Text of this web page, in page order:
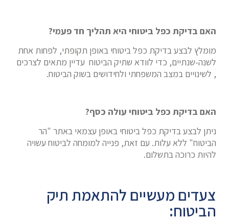
האם בדיקת כפל ביטוחי היא תהליך חד פעמי?
מומלץ לבצע בדיקת כפל ביטוחי באופן תקופתי, לפחות אחת
לשנה-שנתיים, כדי לוודא שתיק הביטוח עדיין מתאים לצרכים
, לשינויים במצב המשפחתי ולחידושים בשוק הביטוח.
האם בדיקת כפל ביטוחי עולה כסף?
ניתן לבצע בדיקת כפל ביטוחי באופן עצמאי באתר "הר
הביטוח" ללא עלות. עם זאת, פנייה למומחה לביטוח עשויה
להיות כרוכה בתשלום.
צעדים מעשיים להתאמת תיק
הביטוח: